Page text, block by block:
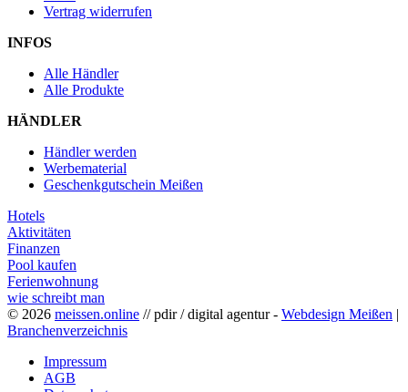
Vertrag widerrufen
INFOS
Alle Händler
Alle Produkte
HÄNDLER
Händler werden
Werbematerial
Geschenkgutschein Meißen
Hotels
Aktivitäten
Finanzen
Pool kaufen
Ferienwohnung
wie schreibt man
© 2026 meissen.online // pdir / digital agentur - Webdesign Meißen |
Branchenverzeichnis
Impressum
AGB